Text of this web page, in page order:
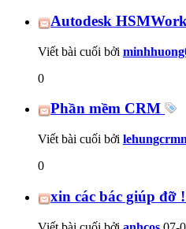
Autodesk
Viết bài cuối bởi
0
Phần mềm CRM
Viết bài cuối bởi
0
xin các bác giúp đỡ